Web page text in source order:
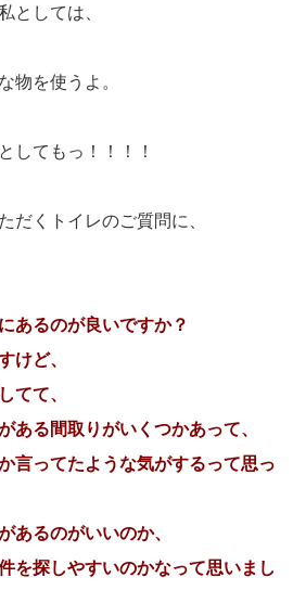
としては、
物を使うよ。
してもっ！！！！
だくトイレのご質問に、
あるのが良いですか？
けど、
てて、
ある間取りがいくつかあって、
言ってたような気がするって思っ
あるのがいいのか、
を探しやすいのかなって思いまし